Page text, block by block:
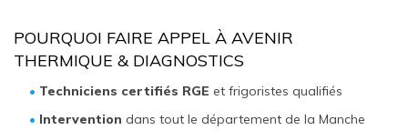
POURQUOI FAIRE APPEL À AVENIR
THERMIQUE & DIAGNOSTICS
Techniciens certifiés RGE et frigoristes qualifiés
Intervention dans tout le département de la Manche